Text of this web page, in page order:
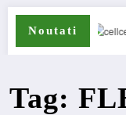
Noutati
Tag: